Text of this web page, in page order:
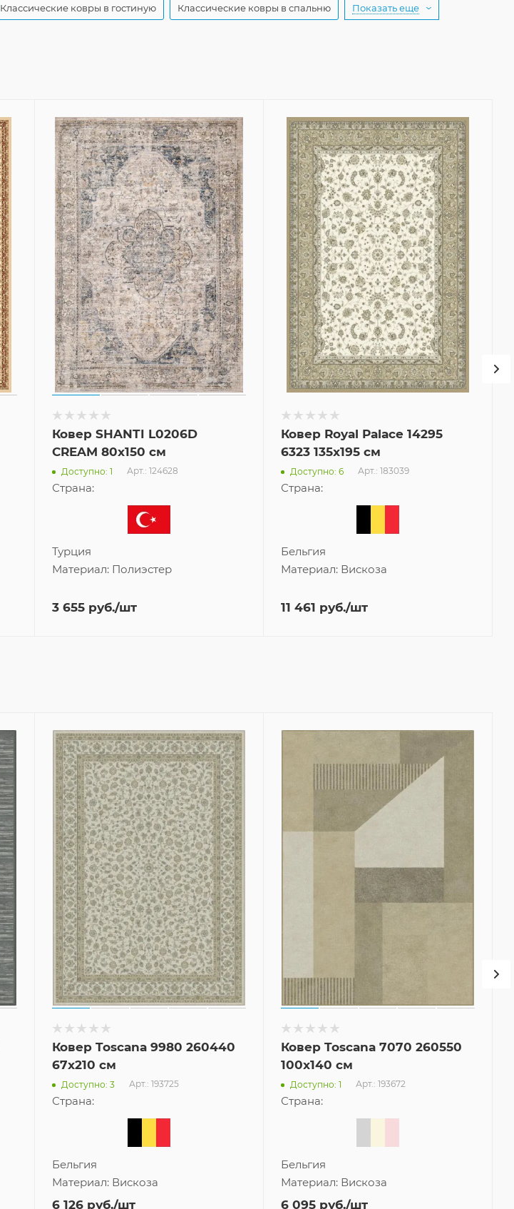
Классические ковры в гостиную Классические ковры в спальню Показать еще
Ковер SHANTI L0206D
CREAM 80x150 см
Доступно: 1 Арт.: 124628
Страна:
Турция
Материал: Полиэстер
3 655 руб./шт
Ковер Royal Palace 14295
6323 135x195 см
Доступно: 6 Арт.: 183039
Страна:
Бельгия
Материал: Вискоза
11 461 руб./шт
Ковер Toscana 9980 260440
67x210 см
Доступно: 3 Арт.: 193725
Страна:
Бельгия
Материал: Вискоза
6 126 руб./шт
Ковер Toscana 7070 260550
100x140 см
Доступно: 1 Арт.: 193672
Страна:
Бельгия
Материал: Вискоза
6 095 руб./шт